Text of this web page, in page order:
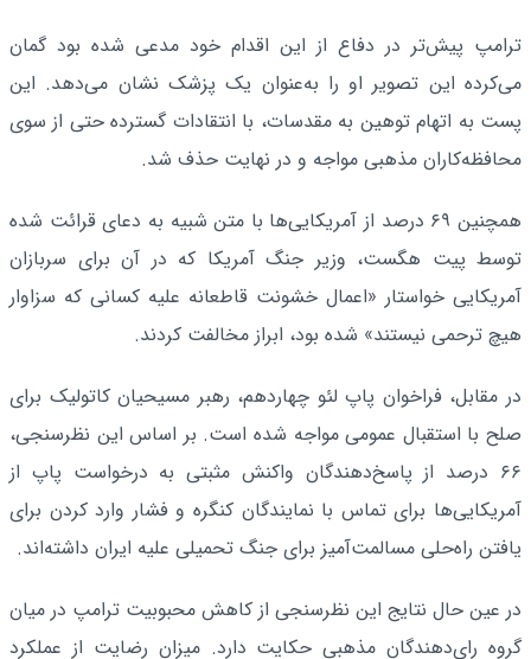
ترامپ پیش‌تر در دفاع از این اقدام خود مدعی شده بود گمان
می‌کرده این تصویر او را به‌عنوان یک پزشک نشان می‌دهد. این
پست به اتهام توهین به مقدسات، با انتقادات گسترده حتی از سوی
محافظه‌کاران مذهبی مواجه و در نهایت حذف شد.
همچنین ۶۹ درصد از آمریکایی‌ها با متن شبیه به دعای قرائت شده
توسط پیت هگست، وزیر جنگ آمریکا که در آن برای سربازان
آمریکایی خواستار «اعمال خشونت قاطعانه علیه کسانی که سزاوار
هیچ ترحمی نیستند» شده بود، ابراز مخالفت کردند.
در مقابل، فراخوان پاپ لئو چهاردهم، رهبر مسیحیان کاتولیک برای
صلح با استقبال عمومی مواجه شده است. بر اساس این نظرسنجی،
۶۶ درصد از پاسخ‌دهندگان واکنش مثبتی به درخواست پاپ از
آمریکایی‌ها برای تماس با نمایندگان کنگره و فشار وارد کردن برای
یافتن راه‌حلی مسالمت‌آمیز برای جنگ تحمیلی علیه ایران داشته‌اند.
در عین حال نتایج این نظرسنجی از کاهش محبوبیت ترامپ در میان
گروه رای‌دهندگان مذهبی حکایت دارد. میزان رضایت از عملکرد